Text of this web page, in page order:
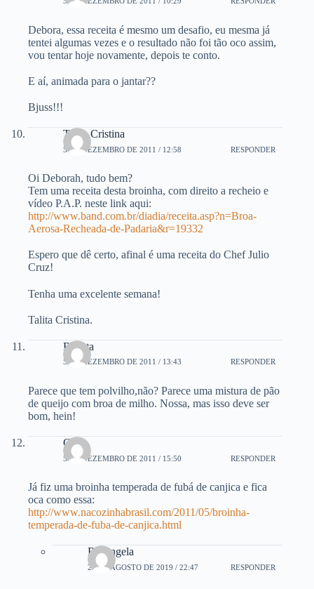
Debora, essa receita é mesmo um desafio, eu mesma já
tentei algumas vezes e o resultado não foi tão oco assim,
vou tentar hoje novamente, depois te conto.
E aí, animada para o jantar??
Bjuss!!!
Talita Cristina
5 DE DEZEMBRO DE 2011 / 12:58 RESPONDER
Oi Deborah, tudo bem?
Tem uma receita desta broinha, com direito a recheio e
vídeo P.A.P. neste link aqui:
http://www.band.com.br/diadia/receita.asp?n=Broa-
Aerosa-Recheada-de-Padaria&r=19332
Espero que dê certo, afinal é uma receita do Chef Julio
Cruz!
Tenha uma excelente semana!
Talita Cristina.
Renata
5 DE DEZEMBRO DE 2011 / 13:43 RESPONDER
Parece que tem polvilho,não? Parece uma mistura de pão
de queijo com broa de milho. Nossa, mas isso deve ser
bom, hein!
Gina
5 DE DEZEMBRO DE 2011 / 15:50 RESPONDER
Já fiz uma broinha temperada de fubá de canjica e fica
oca como essa:
http://www.nacozinhabrasil.com/2011/05/broinha-
temperada-de-fuba-de-canjica.html
Rosangela
21 DE AGOSTO DE 2019 / 22:47 RESPONDER